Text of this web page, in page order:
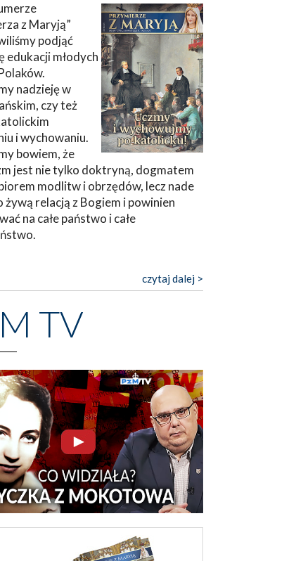
z Maryją”
podjąć
edukacji młodych
nadzieję w
czy też
i wychowaniu.
bowiem, że
jest nie tylko doktryną, dogmatem
modlitw i obrzędów, lecz nade
żywą relacją z Bogiem i powinien
na całe państwo i całe
czytaj dalej >
TV